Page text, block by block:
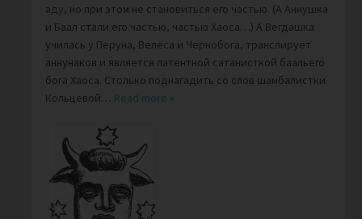
аду, но при этом не становиться его частью. (А Аннушка
и Баал стали его частью, частью Хаоса…) А Вегдашка
училась у Перуна, Велеса и Чернобога, транслирует
аннунаков и является латентной сатанисткой баальего
бога Хаоса. Столько поднагадить со слов шамбалистки
Кольцевой… Read more »